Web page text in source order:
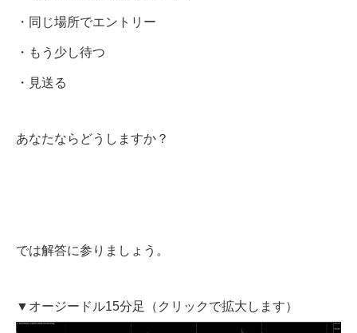
・同じ場所でエントリー
・もう少し待つ
・見送る
あなたならどうしますか？
では解答に参りましょう。
▼オージードル15分足（クリックで拡大します）